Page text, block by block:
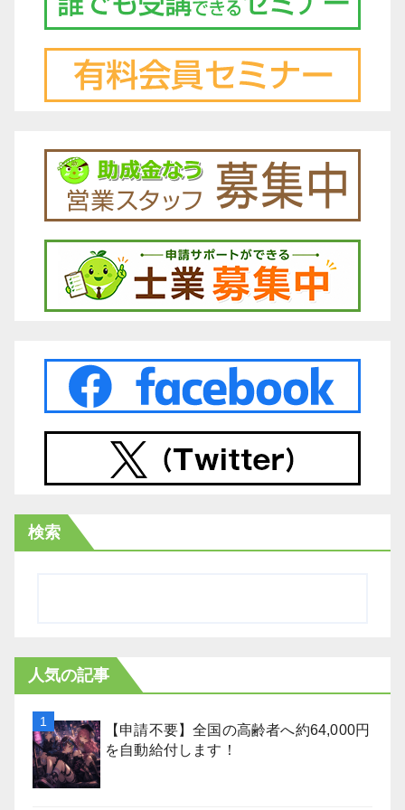
検索
人気の記事
【申請不要】全国の高齢者へ約64,000円
を自動給付します！